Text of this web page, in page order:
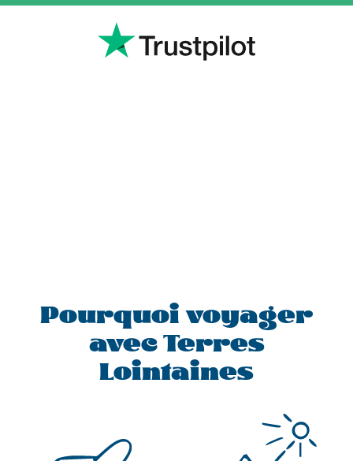
Pourquoi voyager
avec Terres
Lointaines